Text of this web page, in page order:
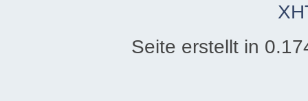
Seite erstellt in